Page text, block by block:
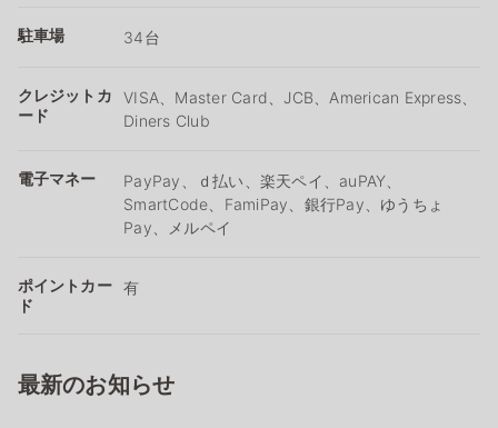
駐車場 34台
クレジットカ
ード
VISA、Master Card、JCB、American Express、
Diners Club
電子マネー
PayPay、ｄ払い、楽天ペイ、auPAY、
SmartCode、FamiPay、銀行Pay、ゆうちょ
Pay、メルペイ
ポイントカー
ド
有
最新のお知らせ